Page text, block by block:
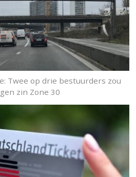
Twee op drie bestuurders zou
zin Zone 30